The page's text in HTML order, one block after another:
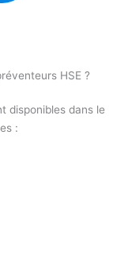
HSE ?
disponibles dans le
: